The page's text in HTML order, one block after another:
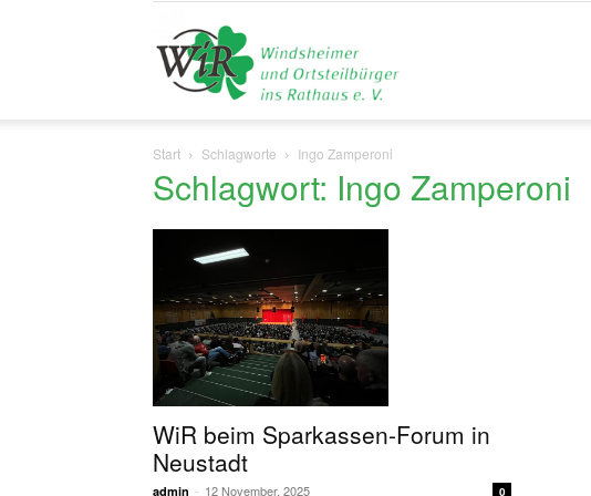
WiR
Start Schlagworte Ingo Zamperoni
Schlagwort: Ingo Zamperoni
WiR beim Sparkassen-Forum in
Neustadt
admin - 12 November, 2025 0